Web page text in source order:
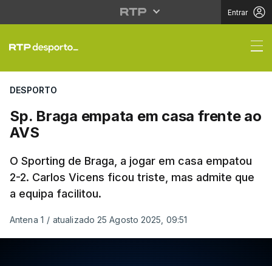
Entrar
Sp. Braga empata em
DESPORTO
Sp. Braga empata em casa frente ao
AVS
O Sporting de Braga, a jogar em casa empatou
2-2. Carlos Vicens ficou triste, mas admite que
a equipa facilitou.
Antena 1 / atualizado 25 Agosto 2025, 09:51